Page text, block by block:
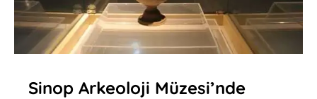
Sinop Arkeoloji Müzesi’nde